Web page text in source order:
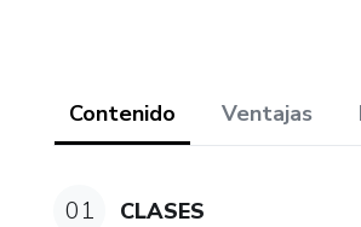
¿Estás
Contenido Ventajas
01 CLASES